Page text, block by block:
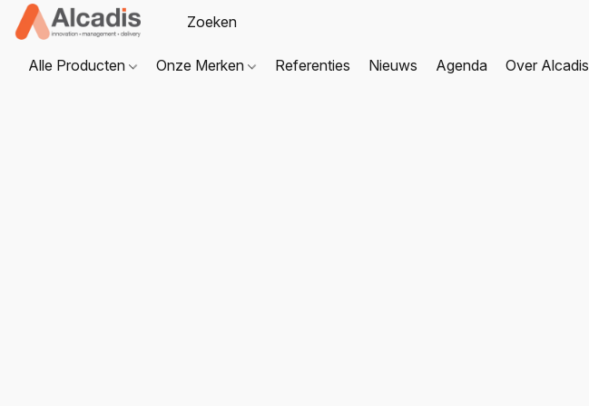
Alle Producten Onze Merken Referenties Nieuws Agenda Over Alcadis